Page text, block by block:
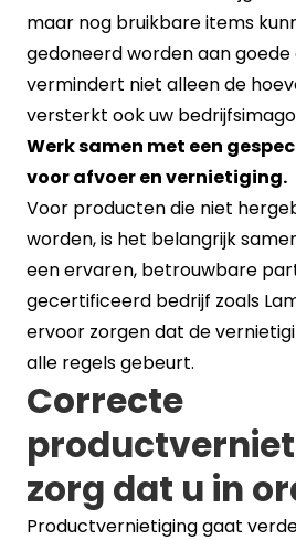
maar nog bruikbare items
gedoneerd worden aan goede
vermindert niet alleen de
versterkt ook uw
Werk samen met een
voor afvoer en vernietiging.
Voor producten die niet
worden, is het belangrijk
een ervaren, betrouwbare
gecertificeerd bedrijf zoals
ervoor zorgen dat de
alle regels gebeurt.
Correcte
zorg dat u in
Productvernietiging gaat